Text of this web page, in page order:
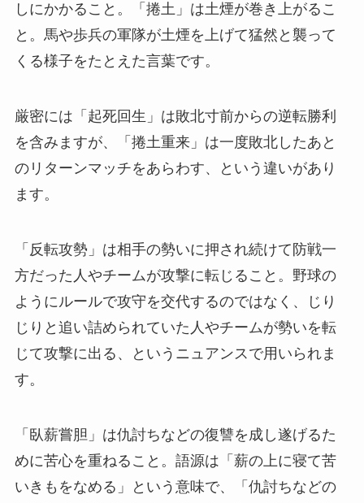
しにかかること。「捲土」は土煙が巻き上がるこ
と。馬や歩兵の軍隊が土煙を上げて猛然と襲って
くる様子をたとえた言葉です。
厳密には「起死回生」は敗北寸前からの逆転勝利
を含みますが、「捲土重来」は一度敗北したあと
のリターンマッチをあらわす、という違いがあり
ます。
「反転攻勢」は相手の勢いに押され続けて防戦一
方だった人やチームが攻撃に転じること。野球の
ようにルールで攻守を交代するのではなく、じり
じりと追い詰められていた人やチームが勢いを転
じて攻撃に出る、というニュアンスで用いられま
す。
「臥薪嘗胆」は仇討ちなどの復讐を成し遂げるた
めに苦心を重ねること。語源は「薪の上に寝て苦
いきもをなめる」という意味で、「仇討ちなどの